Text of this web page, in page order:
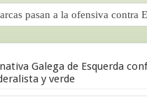
pasan a la ofensiva contra
Galega de Esquerda
y verde